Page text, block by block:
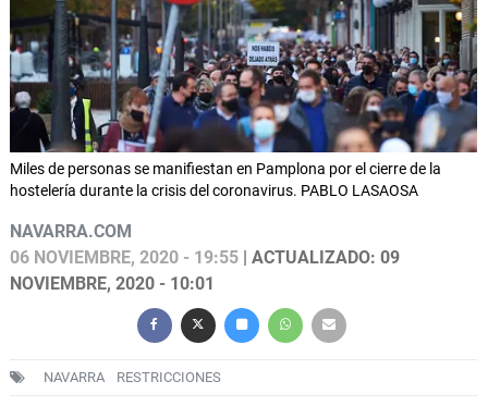
Miles de personas se manifiestan en Pamplona por el cierre de la
hostelería durante la crisis del coronavirus. PABLO LASAOSA
NAVARRA.COM
06 NOVIEMBRE, 2020 - 19:55 | ACTUALIZADO: 09
NOVIEMBRE, 2020 - 10:01
NAVARRA RESTRICCIONES